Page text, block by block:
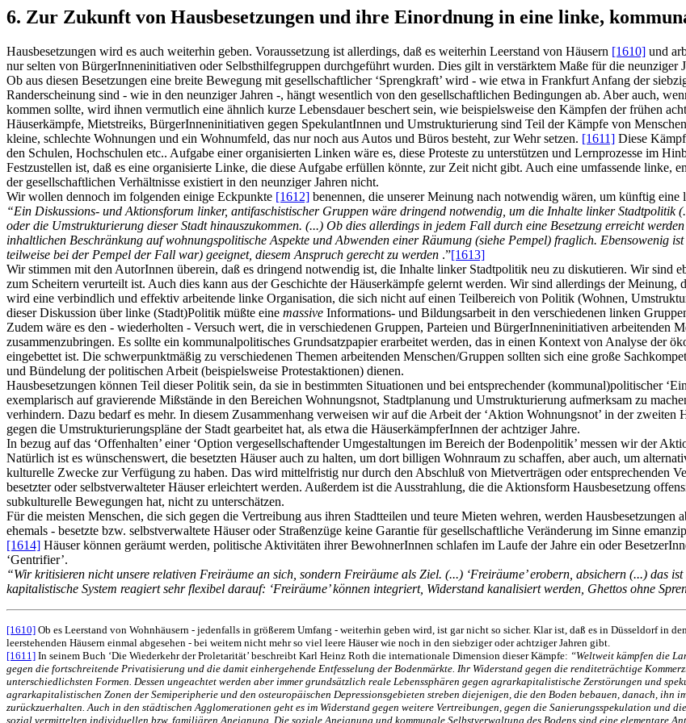
6. Zur Zukunft von Hausbesetzungen und ihre Einordnung in eine linke,
Hausbesetzungen wird es auch weiterhin geben. Voraussetzung ist allerdings, daß es weiterhin Leerstand von Häusern [1610] und
nur selten von BürgerInneninitiativen oder Selbsthilfegruppen durchgeführt wurden. Dies gilt in verstärktem Maße für die neunziger
Ob aus diesen Besetzungen eine breite Bewegung mit gesellschaftlicher ‘Sprengkraft’ wird - wie etwa in Frankfurt Anfang der
Randerscheinung sind - wie in den neunziger Jahren -, hängt wesentlich von den gesellschaftlichen Bedingungen ab. Aber auch,
kommen sollte, wird ihnen vermutlich eine ähnlich kurze Lebensdauer beschert sein, wie beispielsweise den Kämpfen der frühen
Häuserkämpfe, Mietstreiks, BürgerInneninitiativen gegen SpekulantInnen und Umstrukturierung sind Teil der Kämpfe von
kleine, schlechte Wohnungen und ein Wohnumfeld, das nur noch aus Autos und Büros besteht, zur Wehr setzen. [1611] Diese
den Schulen, Hochschulen etc.. Aufgabe einer organisierten Linken wäre es, diese Proteste zu unterstützen und Lernprozesse im
Festzustellen ist, daß es eine organisierte Linke, die diese Aufgabe erfüllen könnte, zur Zeit nicht gibt. Auch eine umfassende linke,
der gesellschaftlichen Verhältnisse existiert in den neunziger Jahren nicht.
Wir wollen dennoch im folgenden einige Eckpunkte [1612] benennen, die unserer Meinung nach notwendig wären, um künftig
“Ein Diskussions- und Aktionsforum linker, antifaschistischer Gruppen wäre dringend notwendig, um die Inhalte linker Stadtpolitik
oder die Umstrukturierung dieser Stadt hinauszukommen. (...) Ob dies allerdings in jedem Fall durch eine Besetzung erreicht
inhaltlichen Beschränkung auf wohnungspolitische Aspekte und Abwenden einer Räumung (siehe Pempel) fraglich. Ebensowenig
teilweise bei der Pempel der Fall war) geeignet, diesem Anspruch gerecht zu werden .”[1613]
Wir stimmen mit den AutorInnen überein, daß es dringend notwendig ist, die Inhalte linker Stadtpolitik neu zu diskutieren. Wir sind
zum Scheitern verurteilt ist. Auch dies kann aus der Geschichte der Häuserkämpfe gelernt werden. Wir sind allerdings der
wird eine verbindlich und effektiv arbeitende linke Organisation, die sich nicht auf einen Teilbereich von Politik (Wohnen,
dieser Diskussion über linke (Stadt)Politik müßte eine massive Informations- und Bildungsarbeit in den verschiedenen linken
Zudem wäre es den - wiederholten - Versuch wert, die in verschiedenen Gruppen, Parteien und BürgerInneninitiativen arbeitenden
zusammenzubringen. Es sollte ein kommunalpolitisches Grundsatzpapier erarbeitet werden, das in einen Kontext von Analyse der
eingebettet ist. Die schwerpunktmäßig zu verschiedenen Themen arbeitenden Menschen/Gruppen sollten sich eine große
und Bündelung der politischen Arbeit (beispielsweise Protestaktionen) dienen.
Hausbesetzungen können Teil dieser Politik sein, da sie in bestimmten Situationen und bei entsprechender (kommunal)politischer
exemplarisch auf gravierende Mißstände in den Bereichen Wohnungsnot, Stadtplanung und Umstrukturierung aufmerksam zu
verhindern. Dazu bedarf es mehr. In diesem Zusammenhang verweisen wir auf die Arbeit der ‘Aktion Wohnungsnot’ in der
gegen die Umstrukturierungspläne der Stadt gearbeitet hat, als etwa die HäuserkämpferInnen der achtziger Jahre.
In bezug auf das ‘Offenhalten’ einer ‘Option vergesellschaftender Umgestaltungen im Bereich der Bodenpolitik’ messen wir der
Natürlich ist es wünschenswert, die besetzten Häuser auch zu halten, um dort billigen Wohnraum zu schaffen, aber auch, um
kulturelle Zwecke zur Verfügung zu haben. Das wird mittelfristig nur durch den Abschluß von Mietverträgen oder entsprechenden
besetzter oder selbstverwalteter Häuser erleichtert werden. Außerdem ist die Ausstrahlung, die die Aktionsform Hausbesetzung
subkulturelle Bewegungen hat, nicht zu unterschätzen.
Für die meisten Menschen, die sich gegen die Vertreibung aus ihren Stadtteilen und teure Mieten wehren, werden
ehemals - besetzte bzw. selbstverwaltete Häuser oder Straßenzüge keine Garantie für gesellschaftliche Veränderung im Sinne
[1614] Häuser können geräumt werden, politische Aktivitäten ihrer BewohnerInnen schlafen im Laufe der Jahre ein oder
‘Gentrifier’.
“Wir kritisieren nicht unsere relativen Freiräume an sich, sondern Freiräume als Ziel. (...) ‘Freiräume’ erobern, absichern (...) das
kapitalistische System reagiert sehr flexibel darauf: ‘Freiräume’ können integriert, Widerstand kanalisiert werden, Ghettos ohne
[1610] Ob es Leerstand von Wohnhäusern - jedenfalls in größerem Umfang - weiterhin geben wird, ist gar nicht so sicher. Klar ist, daß es in Düsseldorf in
leerstehenden Häusern einmal abgesehen - bei weitem nicht mehr so viel leere Häuser wie noch in den siebziger oder achtziger Jahren gibt.
[1611] In seinem Buch ‘Die Wiederkehr der Proletarität’ beschreibt Karl Heinz Roth die internationale Dimension dieser Kämpfe: “Weltweit kämpfen die
gegen die fortschreitende Privatisierung und die damit einhergehende Entfesselung der Bodenmärkte. Ihr Widerstand gegen die renditeträchtige
unterschiedlichsten Formen. Dessen ungeachtet werden aber immer grundsätzlich reale Lebenssphären gegen agrarkapitalistische Zerstörungen und
agrarkapitalistischen Zonen der Semiperipherie und den osteuropäischen Depressionsgebieten streben diejenigen, die den Boden bebauen, danach, ihn
zurückzuerhalten. Auch in den städtischen Agglomerationen geht es im Widerstand gegen weitere Vertreibungen, gegen die Sanierungsspekulation und
sozial vermittelten individuellen bzw. familiären Aneignung. Die soziale Aneignung und kommunale Selbstverwaltung des Bodens sind eine